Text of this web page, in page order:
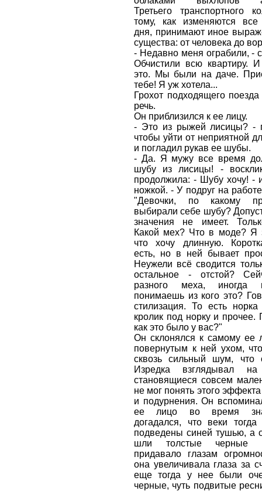
Третьего транспортного
тому, как изменяются все
дня, принимают иное
существа: от человека до
- Недавно меня ограбили, -
Обчистили всю квартиру.
это. Мы были на даче.
тебе! Я уж хотела...
Грохот подходящего
речь.
Он приблизился к ее лицу.
- Это из рыжей лисицы? -
чтобы уйти от неприятной
и погладил рукав ее шубы.
- Да. Я мужу все время
шубу из лисицы! -
продолжила: - Шубу хочу! -
ножкой. - У подруг на
"Девочки, по какому
выбирали себе шубу?
значения не имеет.
Какой мех? Что в моде? Я
что хочу длинную.
есть, но в ней бывает
Неужели всё сводится
остальное - отстой?
разного меха, иногда
понимаешь из кого это?
стилизация. То есть норка
кролик под норку и прочее.
как это было у вас?"
Он склонялся к самому ее
повернутым к ней ухом,
сквозь сильный шум, что
Изредка взглядывал
становящиеся совсем
не мог понять этого
и подурнения. Он
ее лицо во время
догадался, что веки
подведены синей тушью, а
шли толстые черные
придавало глазам
она увеличивала глаза за
еще тогда у нее были
черные, чуть подвитые